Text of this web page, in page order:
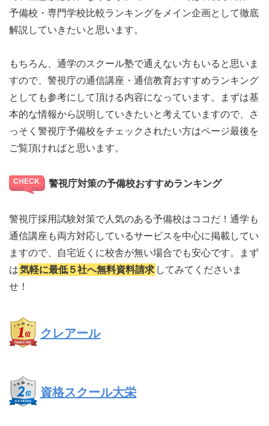
予備校・専門学校比較ランキングをメイン企画として徹底
解説していきたいと思います。
もちろん、通学のスクール塾で通えない方もいると思いま
すので、警視庁の通信講座・通信教育おすすめランキング
としても参考にして頂ける内容になっています。まずは基
本的な情報から説明していきたいと考えていますので、さ
っそく警視庁予備校をチェックされたい方はページ最後を
ご覧頂ければと思います。
警視庁対策の予備校おすすめランキング
警視庁採用試験対策で人気のある予備校はココだ！通学も
通信講座も両方対応しているサービスを中心に掲載してい
ますので、自宅近くに校舎が無い場合でも安心です。まず
は気軽に最低５社へ無料資料請求 してみてくださいま
せ！
クレアール
資格スクール大栄